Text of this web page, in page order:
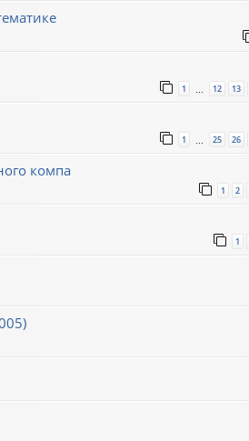
1 12 13
1 25 26
компа
1 2
1